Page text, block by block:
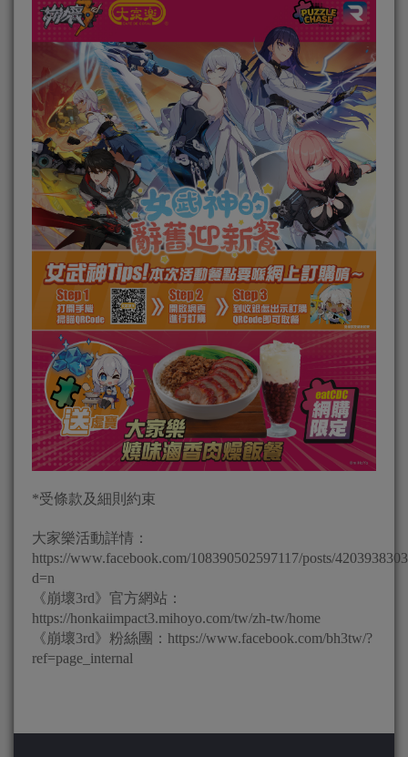
*受條款及細則約束
大家樂活動詳情：
https://www.facebook.com/108390502597117/posts/
d=n
《崩壞3rd》官方網站：
https://honkaiimpact3.mihoyo.com/tw/zh-tw/home
《崩壞3rd》粉絲團：https://www.facebook.com/bh3tw/?
ref=page_internal